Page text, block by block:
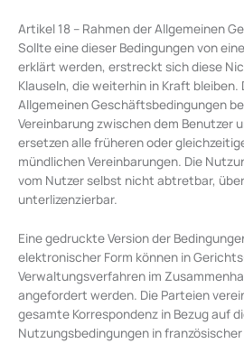
Artikel 18 – Rahmen der Allgemeinen
Sollte eine dieser Bedingungen von
erklärt werden, erstreckt sich diese
Klauseln, die weiterhin in Kraft bleiben.
Allgemeinen Geschäftsbedingungen
Vereinbarung zwischen dem Benutzer
ersetzen alle früheren oder
mündlichen Vereinbarungen. Die
vom Nutzer selbst nicht abtretbar,
unterlizenzierbar.
Eine gedruckte Version der
elektronischer Form können in
Verwaltungsverfahren im
angefordert werden. Die Parteien
gesamte Korrespondenz in Bezug auf
Nutzungsbedingungen in